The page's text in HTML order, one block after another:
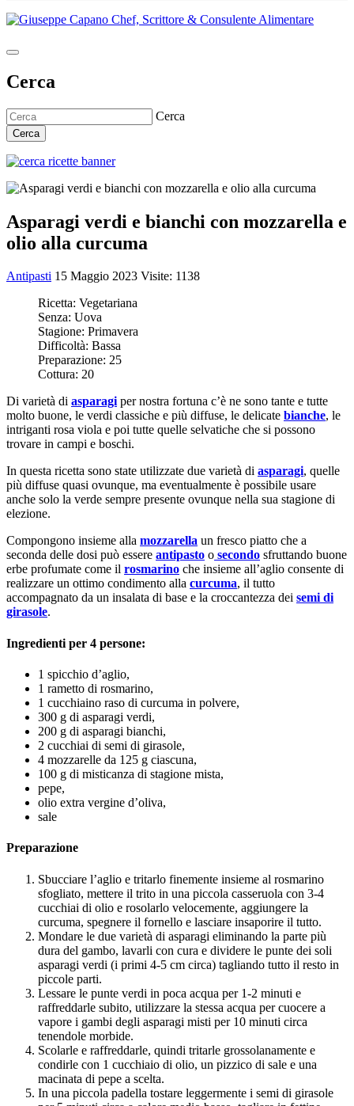
Cerca
Cerca
Cerca
Asparagi verdi e bianchi con mozzarella e
olio alla curcuma
Antipasti 15 Maggio 2023 Visite: 1138
Ricetta: Vegetariana
Senza: Uova
Stagione: Primavera
Difficoltà: Bassa
Preparazione: 25
Cottura: 20
Di varietà di asparagiper nostra fortuna c’è ne sono tante e tutte
molto buone, le verdi classiche e più diffuse, le delicate bianche, le
intriganti rosa viola e poi tutte quelle selvatiche che si possono
trovare in campi e boschi.
In questa ricetta sono state utilizzate due varietà di asparagi, quelle
più diffuse quasi ovunque, ma eventualmente è possibile usare
anche solo la verde sempre presente ovunque nella sua stagione di
elezione.
Compongono insieme alla mozzarella un fresco piatto che a
seconda delle dosi può essere antipasto o secondo sfruttando buone
erbe profumate come il rosmarino che insieme all’aglio consente di
realizzare un ottimo condimento alla curcuma, il tutto
accompagnato da un insalata di base e la croccantezza dei semi di
girasole.
Ingredienti per 4 persone:
1 spicchio d’aglio,
1 rametto di rosmarino,
1 cucchiaino raso di curcuma in polvere,
300 g di asparagi verdi,
200 g di asparagi bianchi,
2 cucchiai di semi di girasole,
4 mozzarelle da 125 g ciascuna,
100 g di misticanza di stagione mista,
pepe,
olio extra vergine d’oliva,
sale
Preparazione
Sbucciare l’aglio e tritarlo finemente insieme al rosmarino
sfogliato, mettere il trito in una piccola casseruola con 3-4
cucchiai di olio e rosolarlo velocemente, aggiungere la
curcuma, spegnere il fornello e lasciare insaporire il tutto.
Mondare le due varietà di asparagi eliminando la parte più
dura del gambo, lavarli con cura e dividere le punte dei soli
asparagi verdi (i primi 4-5 cm circa) tagliando tutto il resto in
piccole parti.
Lessare le punte verdi in poca acqua per 1-2 minuti e
raffreddarle subito, utilizzare la stessa acqua per cuocere a
vapore i gambi degli asparagi misti per 10 minuti circa
tenendole morbide.
Scolarle e raffreddarle, quindi tritarle grossolanamente e
condirle con 1 cucchiaio di olio, un pizzico di sale e una
macinata di pepe a scelta.
In una piccola padella tostare leggermente i semi di girasole